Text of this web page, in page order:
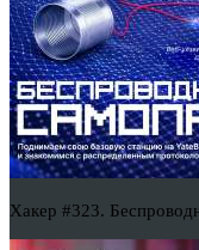
Хакер #323.